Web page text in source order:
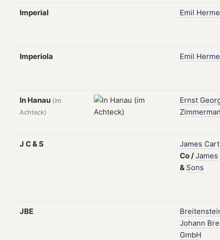
Imperial Emil
Imperiola Emil
In Hanau (im
Achteck)
Ernst
J C & S James
Co/James
& Sons
JBE
Johann
GmbH